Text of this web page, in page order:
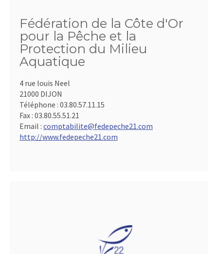
Fédération de la Côte d'Or
pour la Pêche et la
Protection du Milieu
Aquatique
4 rue louis Neel
21000 DIJON
Téléphone : 03.80.57.11.15
Fax : 03.80.55.51.21
Email : comptabilite@fedepeche21.com
http://www.fedepeche21.com